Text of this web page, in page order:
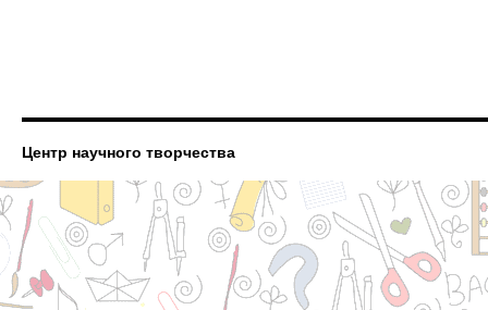
Центр научного творчества